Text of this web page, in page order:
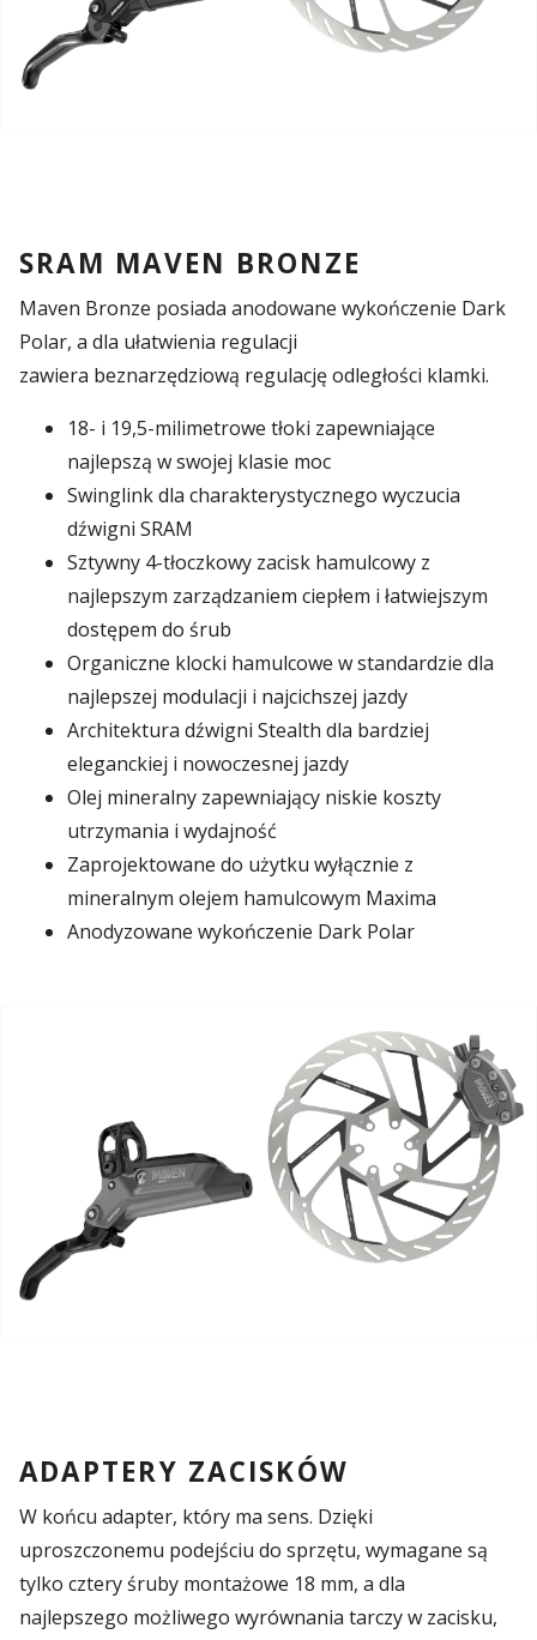
SRAM MAVEN BRONZE
Maven Bronze posiada anodowane wykończenie Dark
Polar, a dla ułatwienia regulacji
zawiera beznarzędziową regulację odległości klamki.
18- i 19,5-milimetrowe tłoki zapewniające
najlepszą w swojej klasie moc
Swinglink dla charakterystycznego wyczucia
dźwigni SRAM
Sztywny 4-tłoczkowy zacisk hamulcowy z
najlepszym zarządzaniem ciepłem i łatwiejszym
dostępem do śrub
Organiczne klocki hamulcowe w standardzie dla
najlepszej modulacji i najcichszej jazdy
Architektura dźwigni Stealth dla bardziej
eleganckiej i nowoczesnej jazdy
Olej mineralny zapewniający niskie koszty
utrzymania i wydajność
Zaprojektowane do użytku wyłącznie z
mineralnym olejem hamulcowym Maxima
Anodyzowane wykończenie Dark Polar
ADAPTERY ZACISKÓW
W końcu adapter, który ma sens. Dzięki
uproszczonemu podejściu do sprzętu, wymagane są
tylko cztery śruby montażowe 18 mm, a dla
najlepszego możliwego wyrównania tarczy w zacisku,